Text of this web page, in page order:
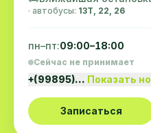
· автобусы: 13Т, 22, 26
пн–пт:09:00–18:00
Сейчас не принимает
+(99895)… Показать
Записаться